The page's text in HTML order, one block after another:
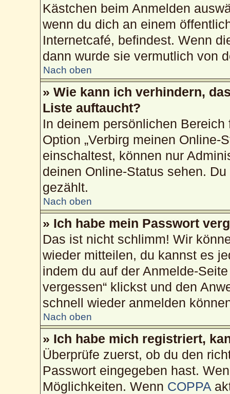
Kästchen beim Anmelden
wenn du dich an einem
Internetcafé, befindest. Wenn
dann wurde sie vermutlich von
Nach oben
» Wie kann ich verhindern,
Liste auftaucht?
In deinem persönlichen
Option „Verbirg meinen Online-
einschaltest, können nur
deinen Online-Status sehen.
gezählt.
Nach oben
» Ich habe mein Passwort
Das ist nicht schlimm! Wir
wieder mitteilen, du kannst es
indem du auf der Anmelde-
vergessen“ klickst und den
schnell wieder anmelden
Nach oben
» Ich habe mich registriert,
Überprüfe zuerst, ob du den
Passwort eingegeben hast.
Möglichkeiten. Wenn COPPA